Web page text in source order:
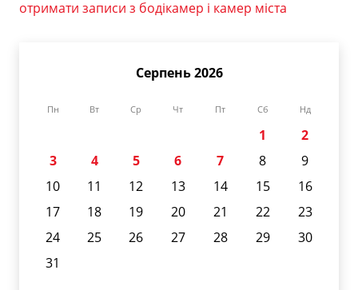
отримати записи з бодікамер і камер міста
Серпень 2026
Пн Вт Ср Чт Пт Сб Нд
1
2
3
4 5 6 7 8
9
10
11 12 13 14 15
16
17
18 19 20 21 22
23
24
25 26 27 28 29
30
31